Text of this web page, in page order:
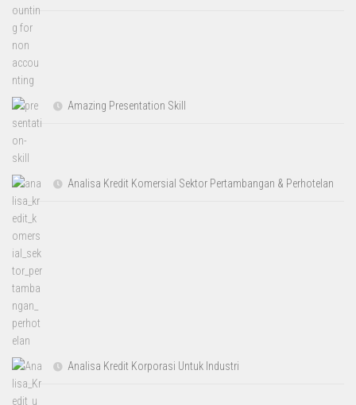
Amazing Presentation Skill
Analisa Kredit Komersial Sektor Pertambangan & Perhotelan
Analisa Kredit Korporasi Untuk Industri